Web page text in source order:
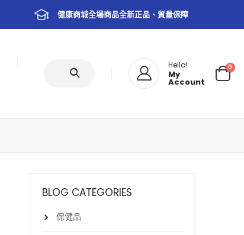
健康商城全場商品全新正品、質量保障
Hello!
My
Account
0
BLOG CATEGORIES
保健品